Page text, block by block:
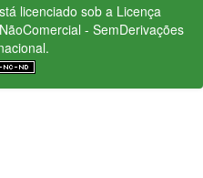
licenciado sob a Licença
- SemDerivações